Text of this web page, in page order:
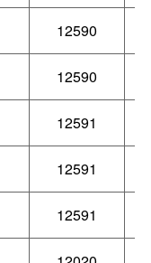
12590
12590
12591
12591
12591